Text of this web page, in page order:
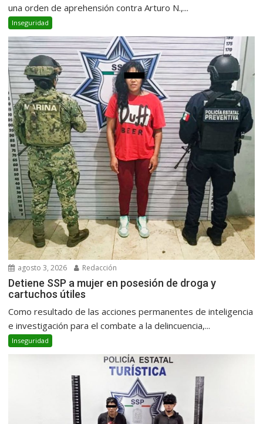
una orden de aprehensión contra Arturo N.,...
Inseguridad
agosto 3, 2026 Redacción
Detiene SSP a mujer en posesión de droga y
cartuchos útiles
Como resultado de las acciones permanentes de inteligencia
e investigación para el combate a la delincuencia,...
Inseguridad